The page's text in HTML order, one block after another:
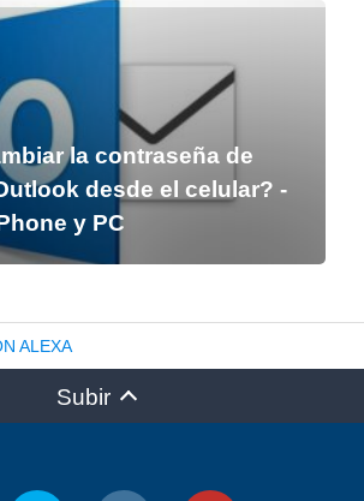
la contraseña de
desde el celular? -
y PC
ALEXA
Subir